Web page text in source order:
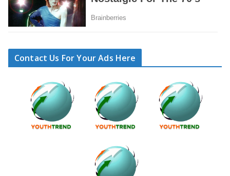
Contact Us For Your Ads Here